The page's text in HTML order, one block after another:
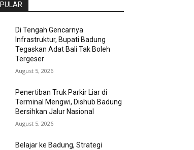
Di Tengah Gencarnya
Infrastruktur, Bupati Badung
Tegaskan Adat Bali Tak Boleh
Tergeser
August 5, 2026
Penertiban Truk Parkir Liar di
Terminal Mengwi, Dishub Badung
Bersihkan Jalur Nasional
August 5, 2026
Belajar ke Badung, Strategi